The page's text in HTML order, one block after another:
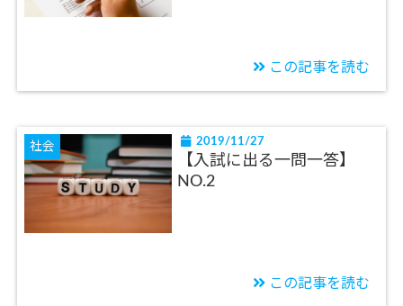
この記事を読む
社会 2019/11/27
【入試に出る一問一答】
NO.2
この記事を読む